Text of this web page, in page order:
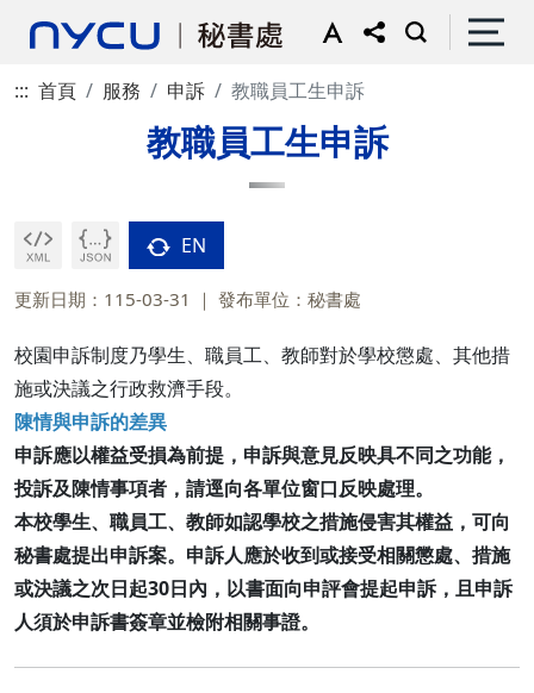
::: 首頁 服務 申訴 教職員工生申訴
教職員工生申訴
EN
更新日期：115-03-31 發布單位：秘書處
校園申訴制度乃學生、職員工、教師對於學校懲處、其他措
施或決議之行政救濟手段。
陳情與申訴的差異
申訴應以權益受損為前提，申訴與意見反映具不同之功能，
投訴及陳情事項者，請逕向各單位窗口反映處理。
本校學生、職員工、教師如認學校之措施侵害其權益，可向
秘書處提出申訴案。申訴人應於收到或接受相關懲處、措施
或決議之次日起30日內，以書面向申評會提起申訴，且申訴
人須於申訴書簽章並檢附相關事證。